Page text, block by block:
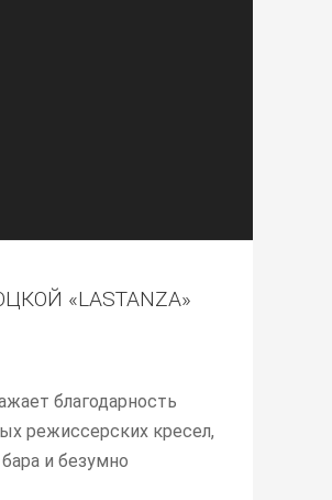
«LASTANZA»
благодарность
режиссерских кресел,
и безумно